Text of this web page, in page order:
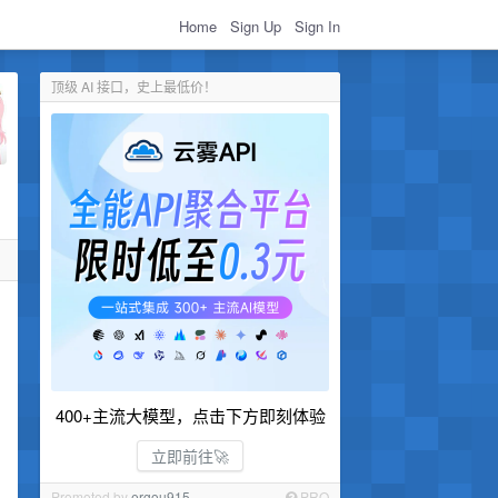
Home Sign Up Sign In
顶级 AI 接口，史上最低价！
400+主流大模型，点击下方即刻体验
立即前往🚀